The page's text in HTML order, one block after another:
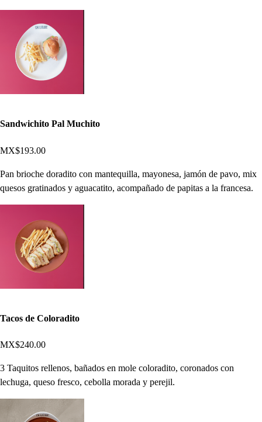
Sandwichito Pal Muchito
MX$193.00
Pan brioche doradito con mantequilla, mayonesa, jamón de pavo, mix
quesos gratinados y aguacatito, acompañado de papitas a la francesa.
Tacos de Coloradito
MX$240.00
3 Taquitos rellenos, bañados en mole coloradito, coronados con
lechuga, queso fresco, cebolla morada y perejil.